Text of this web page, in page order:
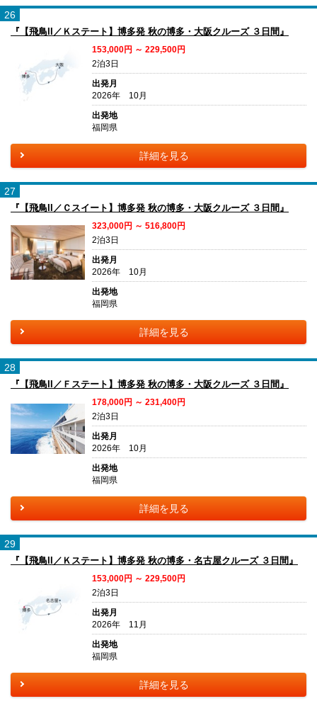
26
『【飛鳥II／Ｋステート】博多発 秋の博多・大阪クルーズ ３日間』
153,000円 ～ 229,500円
2泊3日
出発月
2026年 10月
出発地
福岡県
詳細を見る
27
『【飛鳥II／Ｃスイート】博多発 秋の博多・大阪クルーズ ３日間』
323,000円 ～ 516,800円
2泊3日
出発月
2026年 10月
出発地
福岡県
詳細を見る
28
『【飛鳥II／Ｆステート】博多発 秋の博多・大阪クルーズ ３日間』
178,000円 ～ 231,400円
2泊3日
出発月
2026年 10月
出発地
福岡県
詳細を見る
29
『【飛鳥II／Ｋステート】博多発 秋の博多・名古屋クルーズ ３日間』
153,000円 ～ 229,500円
2泊3日
出発月
2026年 11月
出発地
福岡県
詳細を見る